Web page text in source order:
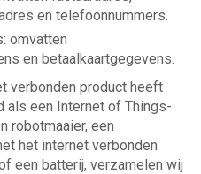
en telefoonnummers.
omvatten
en betaalkaartgegevens.
verbonden product heeft
als een Internet of Things-
robotmaaier, een
het internet verbonden
een batterij, verzamelen wij